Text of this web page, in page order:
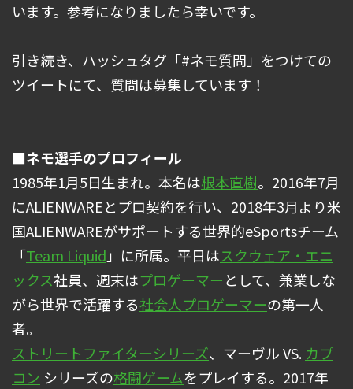
います。参考になりましたら幸いです。
引き続き、ハッシュタグ「#ネモ質問」をつけての
ツイートにて、質問は募集しています！
■ネモ選手のプロフィール
1985年1月5日生まれ。本名は根本直樹。2016年7月
にALIENWAREとプロ契約を行い、2018年3月より米
国ALIENWAREがサポートする世界的eSportsチーム
「Team Liquid」に所属。平日はスクウェア・エニ
ックス社員、週末はプロゲーマーとして、兼業しな
がら世界で活躍する社会人プロゲーマーの第一人
者。
ストリートファイターシリーズ、マーヴル VS. カプ
コン シリーズの格闘ゲームをプレイする。2017年